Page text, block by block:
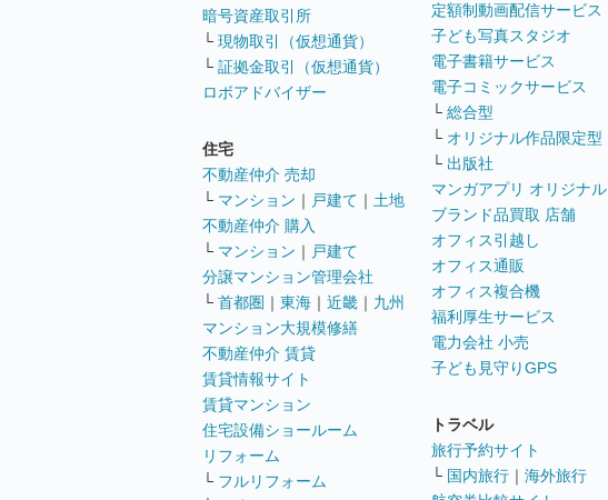
暗号資産取引所
└ 現物取引（仮想通貨）
└ 証拠金取引（仮想通貨）
ロボアドバイザー
住宅
不動産仲介 売却
└ マンション ｜ 戸建て ｜ 土地
不動産仲介 購入
└ マンション ｜ 戸建て
分譲マンション管理会社
└ 首都圏 ｜ 東海 ｜ 近畿 ｜ 九州
マンション大規模修繕
不動産仲介 賃貸
賃貸情報サイト
賃貸マンション
住宅設備ショールーム
リフォーム
└ フルリフォーム
定額制動画配信サービス
子ども写真スタジオ
電子書籍サービス
電子コミックサービス
└ 総合型
└ オリジナル作品限定型
└ 出版社
マンガアプリ オリジナル
ブランド品買取 店舗
オフィス引越し
オフィス通販
オフィス複合機
福利厚生サービス
電力会社 小売
子ども見守りGPS
トラベル
旅行予約サイト
└ 国内旅行 ｜ 海外旅行